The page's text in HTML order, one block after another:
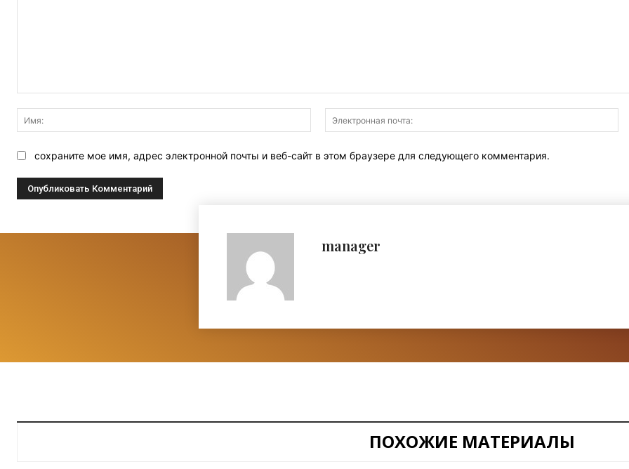
Имя:
сохраните мое имя, адрес электронной почты и веб-сайт в этом браузере для следующего комментария.
manager
ПОХОЖИЕ МАТЕРИАЛЫ